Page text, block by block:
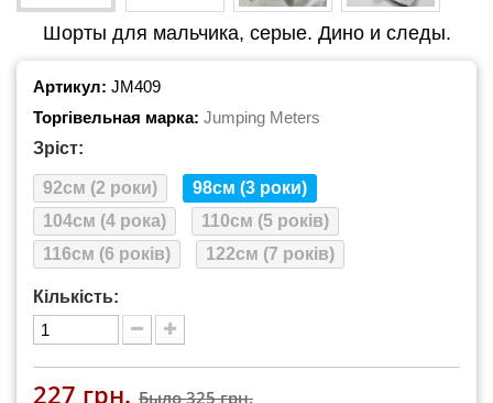
Шорты для мальчика, серые. Дино и следы.
Артикул: JM409
Торгівельная марка: Jumping Meters
Зріст:
92см (2 роки)
98см (3 роки)
104см (4 рока)
110см (5 років)
116см (6 років)
122см (7 років)
Кількість:
227 грн. Было325 грн.